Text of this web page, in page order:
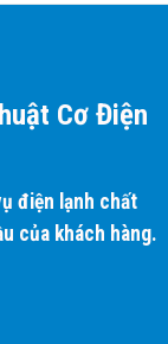
lọc dưới hình
có khả năng vô
Cơ Điện
điện lạnh chất
của khách hàng.